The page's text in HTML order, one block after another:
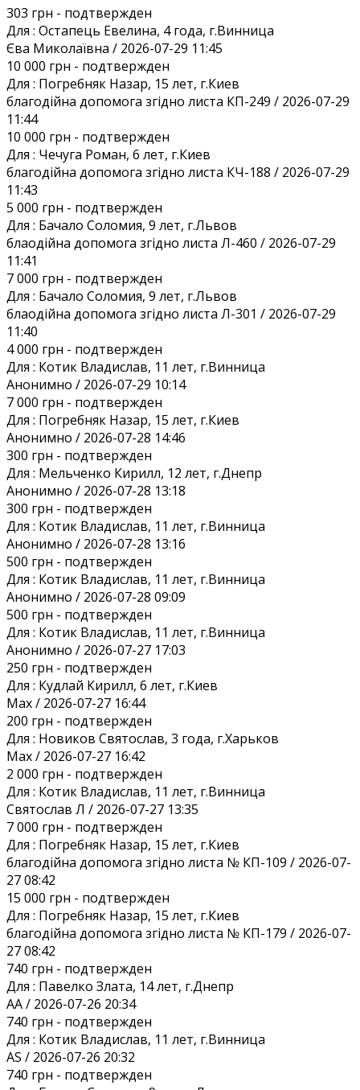
303 грн - подтвержден
Для : Остапець Евелина, 4 года, г.Винница
Єва Миколаївна / 2026-07-29 11:45
10 000 грн - подтвержден
Для : Погребняк Назар, 15 лет, г.Киев
благодійна допомога згідно листа КП-249 / 2026-07-29
11:44
10 000 грн - подтвержден
Для : Чечуга Роман, 6 лет, г.Киев
благодійна допомога згідно листа КЧ-188 / 2026-07-29
11:43
5 000 грн - подтвержден
Для : Бачало Соломия, 9 лет, г.Львов
блаодійна допомога згідно листа Л-460 / 2026-07-29
11:41
7 000 грн - подтвержден
Для : Бачало Соломия, 9 лет, г.Львов
блаодійна допомога згідно листа Л-301 / 2026-07-29
11:40
4 000 грн - подтвержден
Для : Котик Владислав, 11 лет, г.Винница
Анонимно / 2026-07-29 10:14
7 000 грн - подтвержден
Для : Погребняк Назар, 15 лет, г.Киев
Анонимно / 2026-07-28 14:46
300 грн - подтвержден
Для : Мельченко Кирилл, 12 лет, г.Днепр
Анонимно / 2026-07-28 13:18
300 грн - подтвержден
Для : Котик Владислав, 11 лет, г.Винница
Анонимно / 2026-07-28 13:16
500 грн - подтвержден
Для : Котик Владислав, 11 лет, г.Винница
Анонимно / 2026-07-28 09:09
500 грн - подтвержден
Для : Котик Владислав, 11 лет, г.Винница
Анонимно / 2026-07-27 17:03
250 грн - подтвержден
Для : Кудлай Кирилл, 6 лет, г.Киев
Max / 2026-07-27 16:44
200 грн - подтвержден
Для : Новиков Святослав, 3 года, г.Харьков
Max / 2026-07-27 16:42
2 000 грн - подтвержден
Для : Котик Владислав, 11 лет, г.Винница
Святослав Л / 2026-07-27 13:35
7 000 грн - подтвержден
Для : Погребняк Назар, 15 лет, г.Киев
благодійна допомога згідно листа № КП-109 / 2026-07-
27 08:42
15 000 грн - подтвержден
Для : Погребняк Назар, 15 лет, г.Киев
благодійна допомога згідно листа № КП-179 / 2026-07-
27 08:42
740 грн - подтвержден
Для : Павелко Злата, 14 лет, г.Днепр
AA / 2026-07-26 20:34
740 грн - подтвержден
Для : Котик Владислав, 11 лет, г.Винница
AS / 2026-07-26 20:32
740 грн - подтвержден